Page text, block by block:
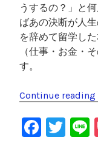
うするの？」と
ばあの決断が人
を辞めて留学し
（仕事・お金・
す。
Continue reading
F
T